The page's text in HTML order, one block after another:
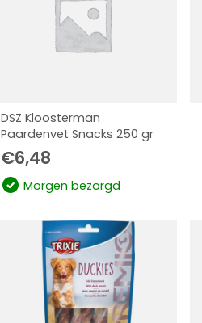
DSZ Kloosterman
Paardenvet Snacks 250 gr
€6,48
Morgen bezorgd